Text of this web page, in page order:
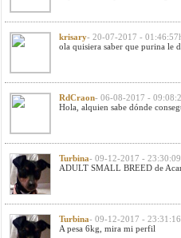
krisary- 20-07-2017 -
ola quisiera saber que purina le
RdCraon- 06-08-2017 -
Hola, alquien sabe dónde
Turbina- 09-12-2017 -
ADULT SMALL BREED de
Turbina- 09-12-2017 -
A pesa 6kg, mira mi perfil